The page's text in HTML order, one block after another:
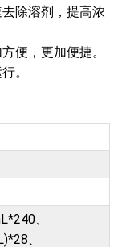
除溶剂，提高浓
便，更加便捷。
。
、
、